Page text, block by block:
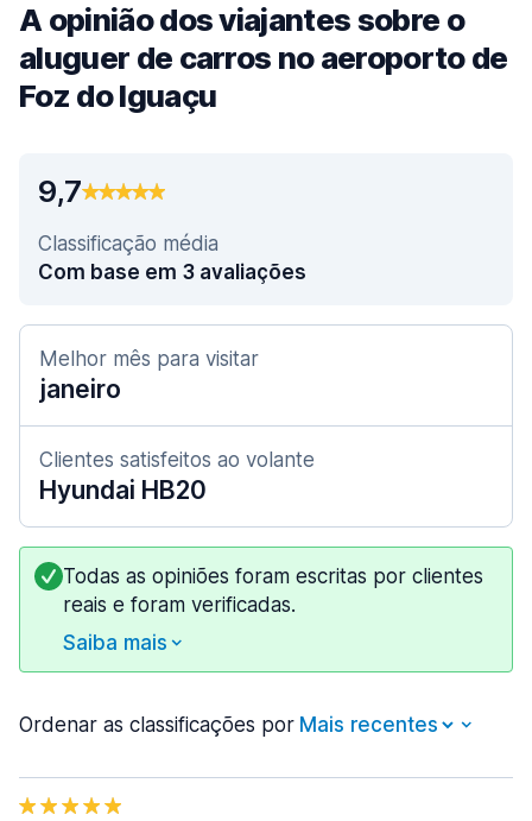
A opinião dos viajantes sobre o
aluguer de carros no aeroporto de
Foz do Iguaçu
9,7
Classificação média
Com base em 3 avaliações
Melhor mês para visitar
janeiro
Clientes satisfeitos ao volante
Hyundai HB20
Todas as opiniões foram escritas por clientes
reais e foram verificadas.
Saiba mais
Ordenar as classificações por